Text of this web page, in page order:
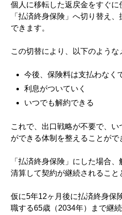
個人に移転した返戻金をすぐに
「払済終身保険」へ切り替え
できます。
この切替により、以下のような
今後、保険料は支払わなく
利息がついていく
いつでも解約できる
これで、出口戦略が不要で、い
ができる体制を整えることがで
「払済終身保険」にした場合
清算して契約が継続されること
仮に5年12ヶ月後に払済終身保
職する65歳（2034年）まで継